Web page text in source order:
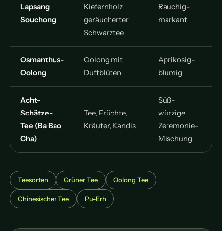
Lapsang
Souchong
Kiefernholz
geräucherter
Schwarztee
Rauchig-
markant
Osmanthus-
Oolong
Oolong mit
Duftblüten
Aprikosig-
blumig
Acht-
Schätze-
Tee (Ba Bao
Cha)
Tee, Früchte,
Kräuter, Kandis
Süß-
würzige
Zeremonie-
Mischung
Teesorten Grüner Tee Oolong Tee
Chinesischer Tee Pu-Erh